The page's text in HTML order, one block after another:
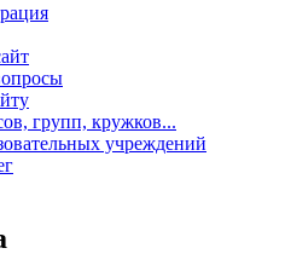
групп, кружков...
учреждений